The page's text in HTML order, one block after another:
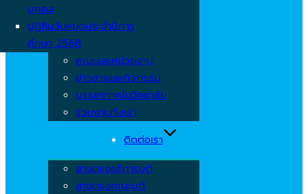
บุคคล
ปฏิทินวันหยุดประจำปีการ
ศึกษา 2568
คณะและหน่วยงาน
ข่าวสารและกิจกรรม
บรรยากาศในวิทยาลัย
ร่วมงานกับเรา
ติดต่อเรา
สายตรงอธิการบดี
สายตรงคณะบดี